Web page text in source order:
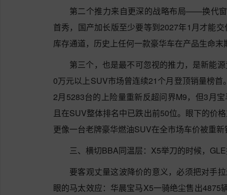
第二个推力来自更深的战略布局——换代
首秀，国产加长版至少要等到2027年1月才能
库存通道，历史上任何一款豪华车在产品生命末
第三个，也是最不可忽视的推力，是新能
0万元以上SUV市场曾连续21个月登顶销量榜
2月5283台的上险量重新反超问界M9，但3月
且在SUV整体排名中已跌出前50位。眼下的价
更像一台老牌豪华燃油SUV在全市场车价被重
三、横切BBA同温层：X5举刀的时候，
要客观丈量这波降价的意义，必须把对手
眼的马太效应：华晨宝马X5一骑绝尘售出4875